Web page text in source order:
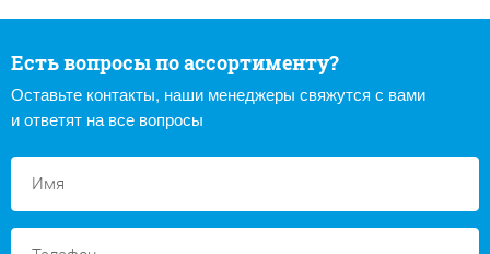
Есть вопросы по ассортименту?
Оставьте контакты, наши менеджеры свяжутся с вами
и ответят на все вопросы